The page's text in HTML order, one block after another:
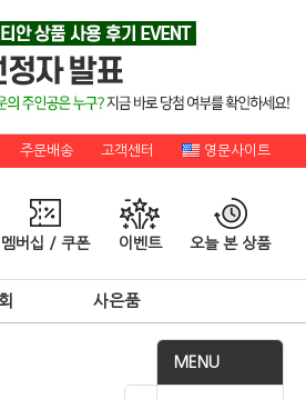
주문배송 고객센터 영문사이트
멤버십 / 쿠폰 이벤트 오늘 본 상품
사은품
MENU